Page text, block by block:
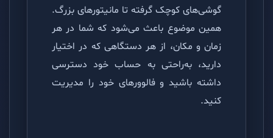
گوشی‌های کوچک گرفته تا مانیتورهای بزرگ.
همین موضوع باعث می‌شود که شما در هر
زمان و مکان، از هر دستگاهی که در اختیار
دارید، به‌راحتی به حساب خود دسترسی
داشته باشید و فالوورهای خود را مدیریت
کنید.